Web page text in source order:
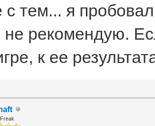
тем... я
рекомендую.
к ее